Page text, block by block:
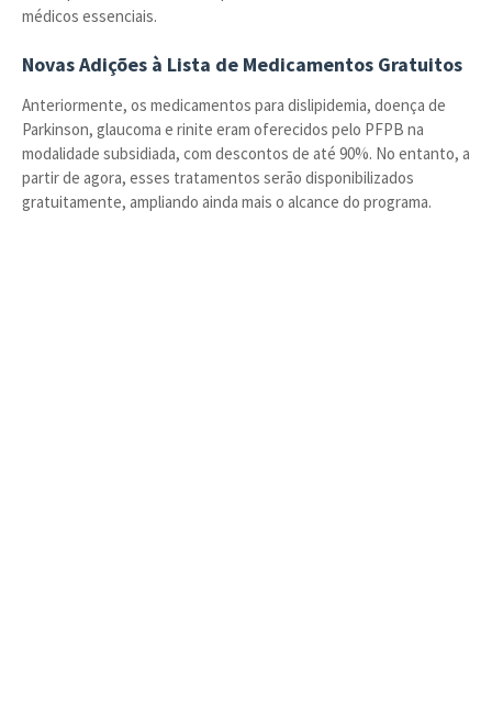
médicos essenciais.
Novas Adições à Lista de Medicamentos Gratuitos
Anteriormente, os medicamentos para dislipidemia, doença de
Parkinson, glaucoma e rinite eram oferecidos pelo PFPB na
modalidade subsidiada, com descontos de até 90%. No entanto, a
partir de agora, esses tratamentos serão disponibilizados
gratuitamente, ampliando ainda mais o alcance do programa.